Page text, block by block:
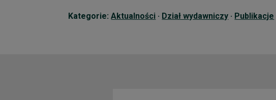
Kategorie:Aktualności · Dział wydawniczy · Publikacje